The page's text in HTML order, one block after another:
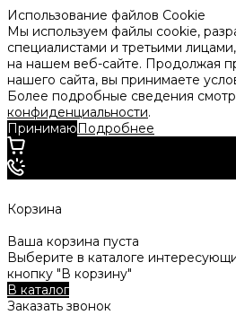
Использование файлов Cookie
Мы используем файлы cookie,
специалистами и третьими
на нашем веб-сайте. Продолжая
нашего сайта, вы принимаете
Более подробные сведения
конфиденциальности.
ПринимаюПодробнее
Корзина
Ваша корзина пуста
Выберите в каталоге
кнопку "В корзину"
В каталог
Заказать звонок